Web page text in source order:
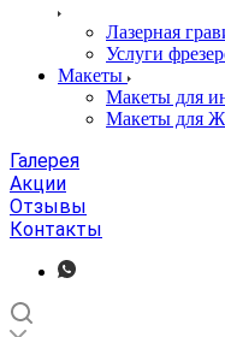
Лазерная
Услуги
Макеты
Макеты для
Макеты для
Галерея
Акции
Отзывы
Контакты